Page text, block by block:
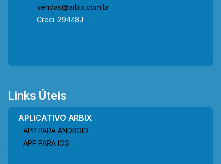
e Telefone: (19) 3475-4546 ARBIX IMÓVEIS -
Presente em cada mudança!
vendas@arbix.com.br
Creci: 29448J
Links Úteis
APLICATIVO ARBIX
APP PARA ANDROID
APP PARA IOS